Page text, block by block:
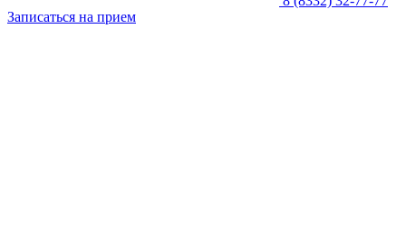
Записаться на прием